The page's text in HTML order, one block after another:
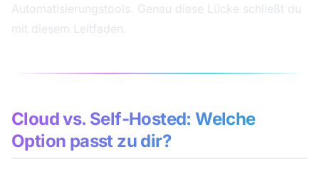
Automatisierungstools. Genau diese Lücke schließt du
mit diesem Leitfaden.
Cloud vs. Self-Hosted: Welche
Option passt zu dir?